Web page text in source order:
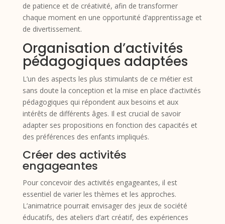
de patience et de créativité, afin de transformer
chaque moment en une opportunité d’apprentissage et
de divertissement.
Organisation d’activités
pédagogiques adaptées
L’un des aspects les plus stimulants de ce métier est
sans doute la conception et la mise en place d’activités
pédagogiques qui répondent aux besoins et aux
intérêts de différents âges. Il est crucial de savoir
adapter ses propositions en fonction des capacités et
des préférences des enfants impliqués.
Créer des activités
engageantes
Pour concevoir des activités engageantes, il est
essentiel de varier les thèmes et les approches.
L’animatrice pourrait envisager des jeux de société
éducatifs, des ateliers d’art créatif, des expériences